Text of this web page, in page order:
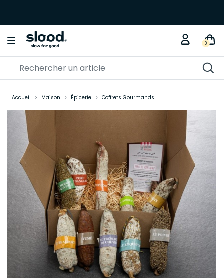
0
Accueil Maison Épicerie Coffrets Gourmands